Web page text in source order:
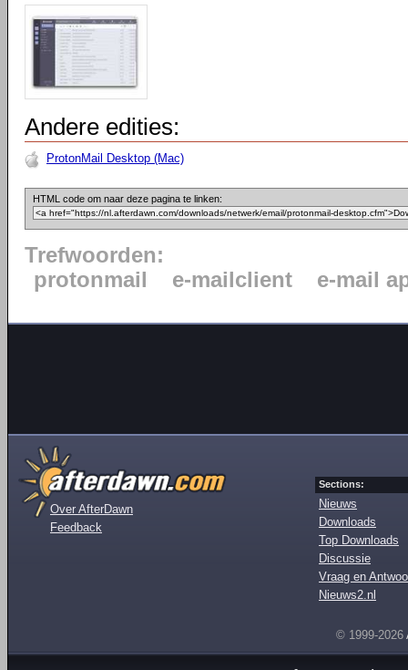
Andere edities:
ProtonMail Desktop (Mac)
HTML code om naar deze pagina te linken:
Trefwoorden:
protonmail
e-mailclient e-mail
Over AfterDawn
Feedback
Sections:
Nieuws
Downloads
Top Downloads
Discussie
Vraag en
Nieuws2.nl
© 1999-2026